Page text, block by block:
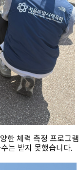
한 체력 측정 프로그
는 받지 못했습니다.